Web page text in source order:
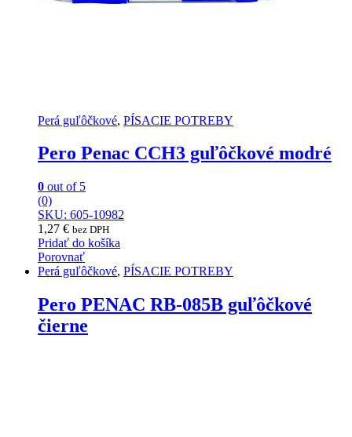
Perá guľôčkové, PÍSACIE POTREBY
Pero Penac CCH3 guľôčkové modré
0 out of 5
(0)
SKU: 605-10982
1,27 € bez DPH
Pridať do košíka
Porovnať
Perá guľôčkové, PÍSACIE POTREBY
Pero PENAC RB-085B guľôčkové
čierne